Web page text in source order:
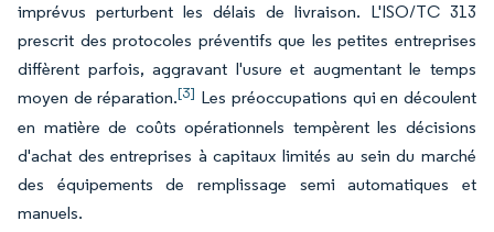
imprévus perturbent les délais de livraison. L'ISO/TC 313
prescrit des protocoles préventifs que les petites entreprises
diffèrent parfois, aggravant l'usure et augmentant le temps
moyen de réparation.[3] Les préoccupations qui en découlent
en matière de coûts opérationnels tempèrent les décisions
d'achat des entreprises à capitaux limités au sein du marché
des équipements de remplissage semi automatiques et
manuels.